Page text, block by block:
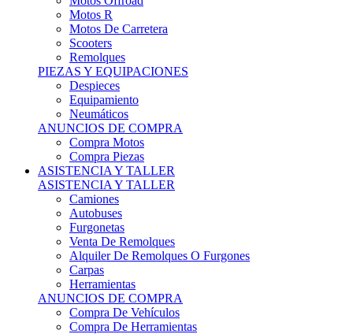
Motos R
Motos De Carretera
Scooters
Remolques
PIEZAS Y EQUIPACIONES
Despieces
Equipamiento
Neumáticos
ANUNCIOS DE COMPRA
Compra Motos
Compra Piezas
ASISTENCIA Y TALLER
ASISTENCIA Y TALLER
Camiones
Autobuses
Furgonetas
Venta De Remolques
Alquiler De Remolques O Furgones
Carpas
Herramientas
ANUNCIOS DE COMPRA
Compra De Vehículos
Compra De Herramientas